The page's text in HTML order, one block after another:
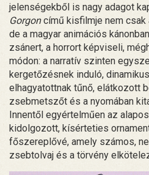
jelenségekből is nagy adagot
Gorgoncímű kisfilmje nem csak
de a magyar animációs
zsánert, a horrort képviseli,
módon: a narratív szinten
kergetőzésnek induló,
elhagyatottnak tűnő, elátkozott
zsebmetszőt és a nyomában
Innentől egyértelműen az
kidolgozott, kísérteties
főszereplővé, amely számos,
zsebtolvaj és a törvény